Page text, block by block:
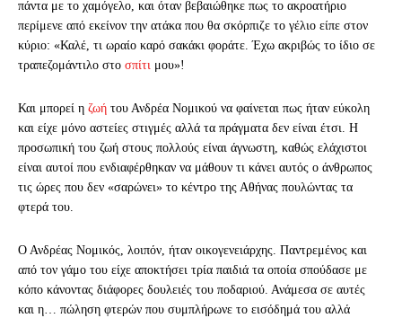
πάντα με το χαμόγελο, και όταν βεβαιώθηκε πως το ακροατήριο
περίμενε από εκείνον την ατάκα που θα σκόρπιζε το γέλιο είπε στον
κύριο: «Καλέ, τι ωραίο καρό σακάκι φοράτε. Έχω ακριβώς το ίδιο σε
τραπεζομάντιλο στο σπίτι μου»!
Και μπορεί η ζωή του Ανδρέα Νομικού να φαίνεται πως ήταν εύκολη
και είχε μόνο αστείες στιγμές αλλά τα πράγματα δεν είναι έτσι. Η
προσωπική του ζωή στους πολλούς είναι άγνωστη, καθώς ελάχιστοι
είναι αυτοί που ενδιαφέρθηκαν να μάθουν τι κάνει αυτός ο άνθρωπος
τις ώρες που δεν «σαρώνει» το κέντρο της Αθήνας πουλώντας τα
φτερά του.
Ο Ανδρέας Νομικός, λοιπόν, ήταν οικογενειάρχης. Παντρεμένος και
από τον γάμο του είχε αποκτήσει τρία παιδιά τα οποία σπούδασε με
κόπο κάνοντας διάφορες δουλειές του ποδαριού. Ανάμεσα σε αυτές
και η… πώληση φτερών που συμπλήρωνε το εισόδημά του αλλά